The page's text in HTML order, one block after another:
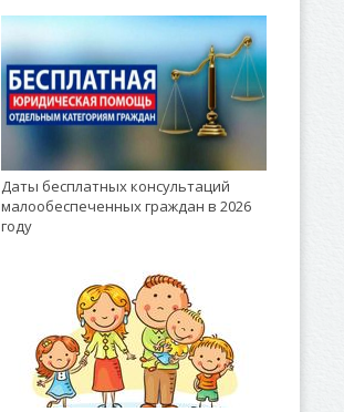
Даты бесплатных консультаций
малообеспеченных граждан в 2026
году